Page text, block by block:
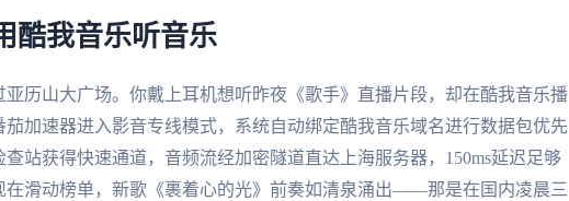
酷我音乐听音乐
历山大广场。你戴上耳机想听昨夜《歌手》直播片段，却在酷我音乐播
加速器进入影音专线模式，系统自动绑定酷我音乐域名进行数据包优先
站获得快速通道，音频流经加密隧道直达上海服务器，150ms延迟足够
在滑动榜单，新歌《裹着心的光》前奏如清泉涌出——那是在国内凌晨三